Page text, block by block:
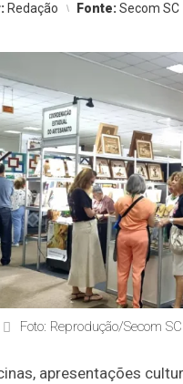
Redação Fonte:Secom SC
Foto: Reprodução/Secom SC
apresentações